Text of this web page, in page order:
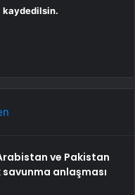
kaydedilsin.
ve Pakistan
anlaşması